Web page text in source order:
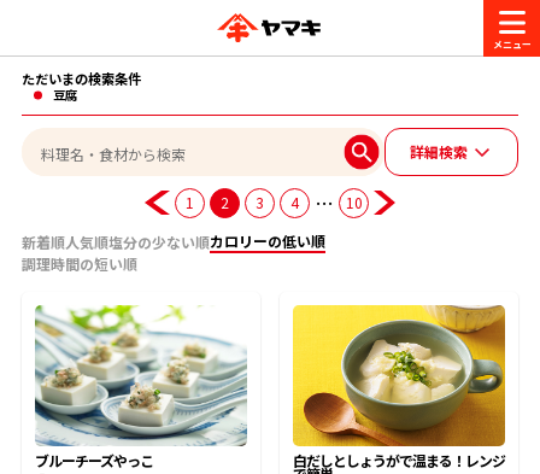
商品情報
ヤマキ『めんつゆ』 ヤマキ 割烹白だし
レシピ
おいしいレシピを探す
おいしいレシピトップ
主食レシピ
かつお節・だしを楽しむ
かつお節・だしを知る
だしの取り方
CM・キャンペーン
キャンペーン一覧
企業・採用情報
企業情報
お問い合わせ
ただいまの検索条件
豆腐
詳細検索
1 2 3 4 …
10
新着順人気順塩分の少ない順カロリーの低い順
調理時間の短い順
ブルーチーズやっこ
白だしとしょうがで温まる！レンジ